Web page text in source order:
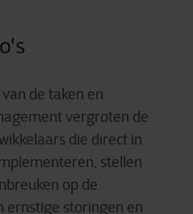
van de taken en
vergroten de
die direct in
, stellen
op de
ernstige storingen en